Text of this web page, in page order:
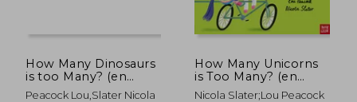
50%
dcto. $ 53.105
50%
dcto. $
How Many Dinosaurs
is too Many? (en
Inglés)
Peacock Lou,Slater Nicola
How Many Unicorns
is Too Many? (en
Inglés)
Nicola Slater;Lou Peacock